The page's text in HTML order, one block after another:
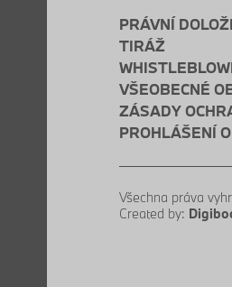
PRÁVNÍ
TIRÁŽ
VŠEOBECNÉ
ZÁSADY
PROHLÁŠENÍ
Všechna práva
Created by: